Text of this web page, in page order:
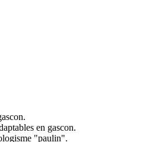
en gascon.
"paulin".